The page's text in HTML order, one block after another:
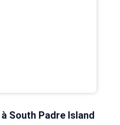
South Padre Island